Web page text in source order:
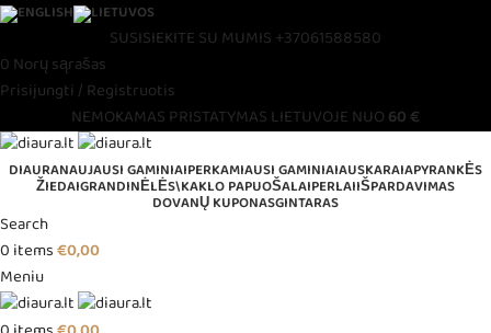
SUSISIEKITE SU MUMIS +37061588580
0 Norų sąrašas
Prisijungti / Registruotis
NEMOKAMAS PRISTATYMAS LIETUVOJE NUO 60 €
DIAURANAUJAUSI GAMINIAIPERKAMIAUSI GAMINIAIAUSKARAIAPYRANKĖS
ŽIEDAIGRANDINĖLĖS\KAKLO PAPUOŠALAIPERLAIIŠPARDAVIMAS
DOVANŲ KUPONASGINTARAS
Search
0 items€0,00
Meniu